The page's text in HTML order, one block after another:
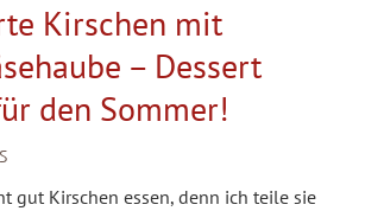
Kirschen mit
– Dessert
den Sommer!
gut Kirschen essen, denn ich teile sie